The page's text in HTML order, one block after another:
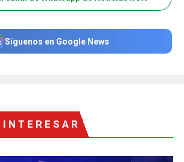
Síguenos en Google News